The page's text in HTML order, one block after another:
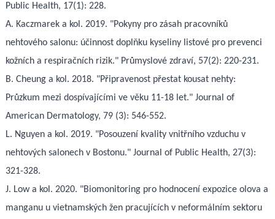
Public Health, 17(1): 228.
A. Kaczmarek a kol. 2019. "Pokyny pro zásah pracovníků
nehtového salonu: účinnost doplňku kyseliny listové pro prevenci
kožních a respiračních rizik." Průmyslové zdraví, 57(2): 220-231.
B. Cheung a kol. 2018. "Připravenost přestat kousat nehty:
Průzkum mezi dospívajícími ve věku 11-18 let." Journal of
American Dermatology, 79 (3): 546-552.
L. Nguyen a kol. 2019. "Posouzení kvality vnitřního vzduchu v
nehtových salonech v Bostonu." Journal of Public Health, 27(3):
321-328.
J. Low a kol. 2020. "Biomonitoring pro hodnocení expozice olova a
manganu u vietnamských žen pracujících v neformálním sektoru